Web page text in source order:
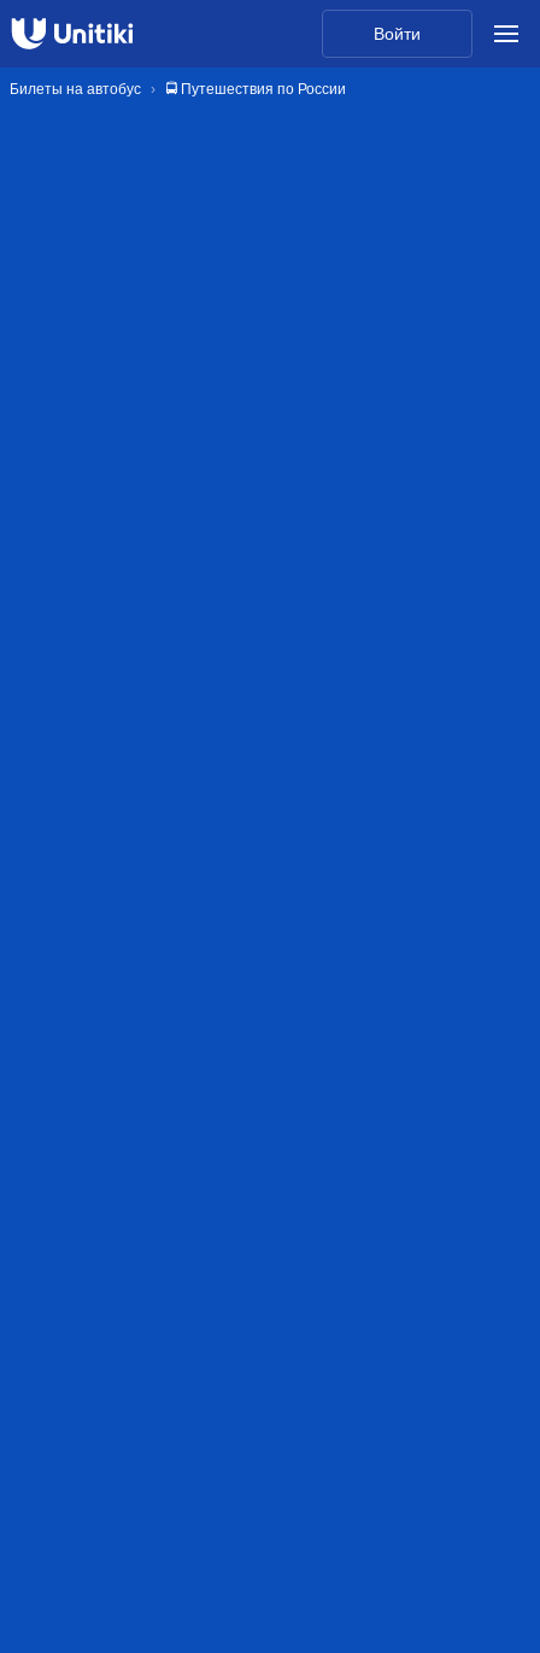
Войти
Билеты на автобус 🚍 Путешествия по России